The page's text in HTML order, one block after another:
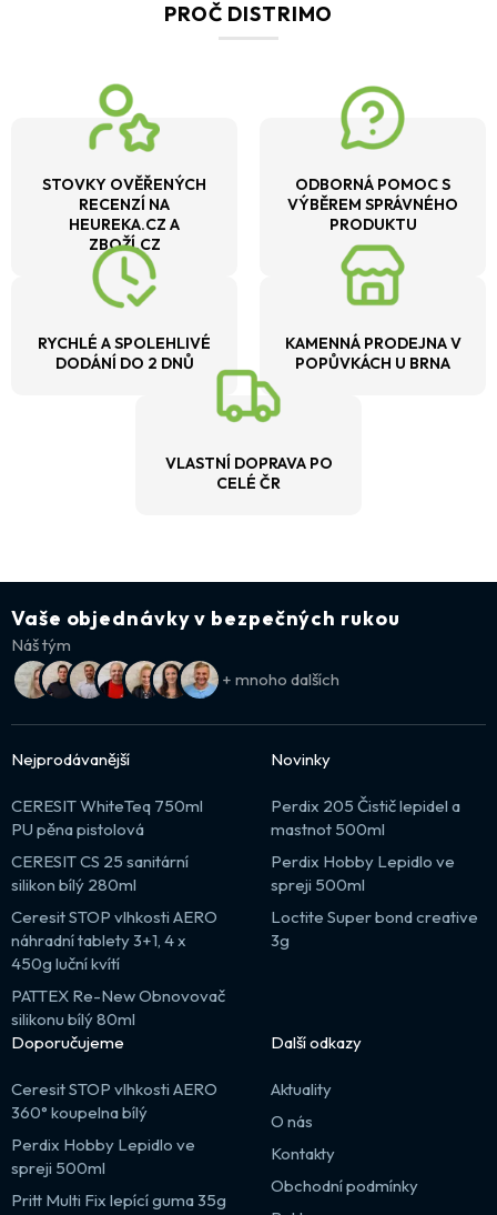
PROČ DISTRIMO
STOVKY OVĚŘENÝCH
RECENZÍ NA
HEUREKA.CZ A
ZBOŽÍ.CZ
ODBORNÁ POMOC S
VÝBĚREM SPRÁVNÉHO
PRODUKTU
RYCHLÉ A SPOLEHLIVÉ
DODÁNÍ DO 2 DNŮ
KAMENNÁ PRODEJNA V
POPŮVKÁCH U BRNA
VLASTNÍ DOPRAVA PO
CELÉ ČR
Vaše objednávky v bezpečných rukou
Náš tým
+ mnoho dalších
Nejprodávanější
CERESIT WhiteTeq 750ml
PU pěna pistolová
CERESIT CS 25 sanitární
silikon bílý 280ml
Ceresit STOP vlhkosti AERO
náhradní tablety 3+1, 4 x
450g luční kvítí
PATTEX Re-New Obnovovač
silikonu bílý 80ml
Novinky
Perdix 205 Čistič lepidel a
mastnot 500ml
Perdix Hobby Lepidlo ve
spreji 500ml
Loctite Super bond creative
3g
Doporučujeme
Ceresit STOP vlhkosti AERO
360° koupelna bílý
Perdix Hobby Lepidlo ve
spreji 500ml
Pritt Multi Fix lepící guma 35g
Další odkazy
Aktuality
O nás
Kontakty
Obchodní podmínky